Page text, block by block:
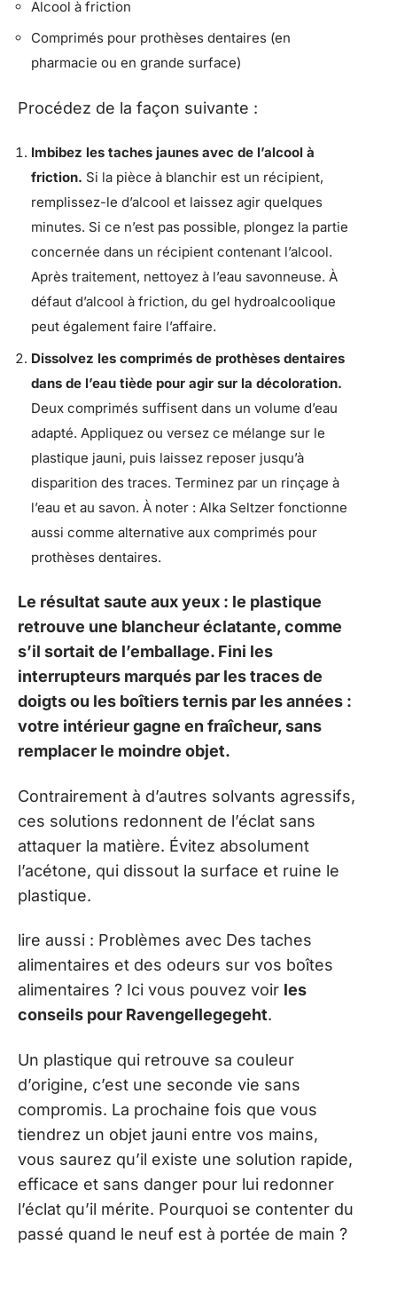
Alcool à friction
Comprimés pour prothèses dentaires (en
pharmacie ou en grande surface)
Procédez de la façon suivante :
Imbibez les taches jaunes avec de l’alcool à
friction. Si la pièce à blanchir est un récipient,
remplissez-le d’alcool et laissez agir quelques
minutes. Si ce n’est pas possible, plongez la partie
concernée dans un récipient contenant l’alcool.
Après traitement, nettoyez à l’eau savonneuse. À
défaut d’alcool à friction, du gel hydroalcoolique
peut également faire l’affaire.
Dissolvez les comprimés de prothèses dentaires
dans de l’eau tiède pour agir sur la décoloration.
Deux comprimés suffisent dans un volume d’eau
adapté. Appliquez ou versez ce mélange sur le
plastique jauni, puis laissez reposer jusqu’à
disparition des traces. Terminez par un rinçage à
l’eau et au savon. À noter : Alka Seltzer fonctionne
aussi comme alternative aux comprimés pour
prothèses dentaires.
Le résultat saute aux yeux : le plastique
retrouve une blancheur éclatante, comme
s’il sortait de l’emballage. Fini les
interrupteurs marqués par les traces de
doigts ou les boîtiers ternis par les années :
votre intérieur gagne en fraîcheur, sans
remplacer le moindre objet.
Contrairement à d’autres solvants agressifs,
ces solutions redonnent de l’éclat sans
attaquer la matière. Évitez absolument
l’acétone, qui dissout la surface et ruine le
plastique.
lire aussi : Problèmes avec Des taches
alimentaires et des odeurs sur vos boîtes
alimentaires ? Ici vous pouvez voir les
conseils pour Ravengellegegeht.
Un plastique qui retrouve sa couleur
d’origine, c’est une seconde vie sans
compromis. La prochaine fois que vous
tiendrez un objet jauni entre vos mains,
vous saurez qu’il existe une solution rapide,
efficace et sans danger pour lui redonner
l’éclat qu’il mérite. Pourquoi se contenter du
passé quand le neuf est à portée de main ?